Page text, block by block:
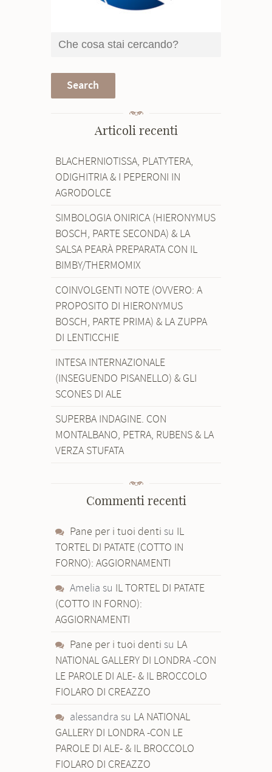
Articoli recenti
BLACHERNIOTISSA, PLATYTERA,
ODIGHITRIA & I PEPERONI IN
AGRODOLCE
SIMBOLOGIA ONIRICA (HIERONYMUS
BOSCH, PARTE SECONDA) & LA
SALSA PEARÀ PREPARATA CON IL
BIMBY/THERMOMIX
COINVOLGENTI NOTE (OVVERO: A
PROPOSITO DI HIERONYMUS
BOSCH, PARTE PRIMA) & LA ZUPPA
DI LENTICCHIE
INTESA INTERNAZIONALE
(INSEGUENDO PISANELLO) & GLI
SCONES DI ALE
SUPERBA INDAGINE. CON
MONTALBANO, PETRA, RUBENS & LA
VERZA STUFATA
Commenti recenti
Pane per i tuoi denti su IL
TORTEL DI PATATE (COTTO IN
FORNO): AGGIORNAMENTI
Amelia su IL TORTEL DI PATATE
(COTTO IN FORNO):
AGGIORNAMENTI
Pane per i tuoi denti su LA
NATIONAL GALLERY DI LONDRA -CON
LE PAROLE DI ALE- & IL BROCCOLO
FIOLARO DI CREAZZO
alessandra su LA NATIONAL
GALLERY DI LONDRA -CON LE
PAROLE DI ALE- & IL BROCCOLO
FIOLARO DI CREAZZO